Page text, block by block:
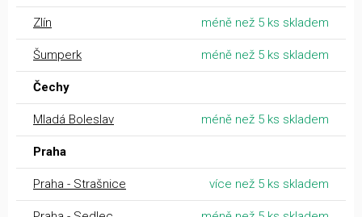
Zlín méně než 5 ks skladem
Šumperk méně než 5 ks skladem
Čechy
Mladá Boleslav méně než 5 ks skladem
Praha
Praha - Strašnice více než 5 ks skladem